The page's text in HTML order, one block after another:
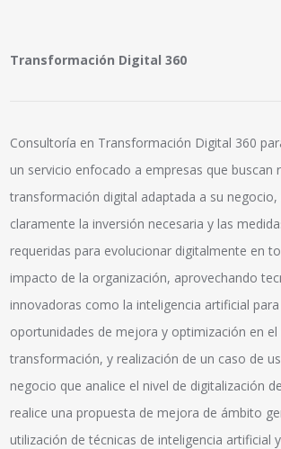
Transformación Digital 360
Consultoría en Transformación Digital 360
un servicio enfocado a empresas que buscan
transformación digital adaptada a su negocio,
claramente la inversión necesaria y las
requeridas para evolucionar digitalmente en
impacto de la organización, aprovechando
innovadoras como la inteligencia artificial
oportunidades de mejora y optimización en el
transformación, y realización de un caso de
negocio que analice el nivel de digitalización
realice una propuesta de mejora de ámbito
utilización de técnicas de inteligencia artificial